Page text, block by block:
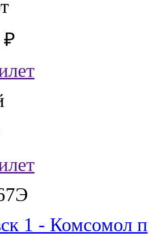
₽
1 - Комсомол п